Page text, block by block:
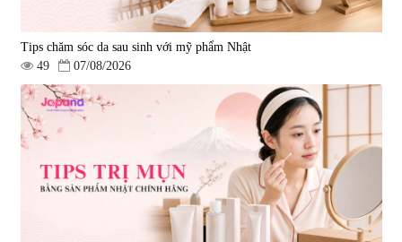
Tips chăm sóc da sau sinh với mỹ phẩm Nhật
49
07/08/2026